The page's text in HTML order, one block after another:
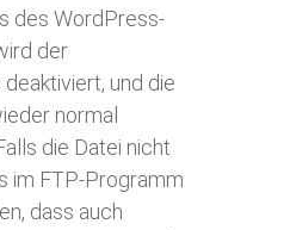
des WordPress-
der
und die
normal
die Datei nicht
im FTP-Programm
dass auch